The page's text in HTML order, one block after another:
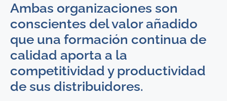
Ambas organizaciones son
conscientes del valor añadido
que una formación continua de
calidad aporta a la
competitividad y productividad
de sus distribuidores.